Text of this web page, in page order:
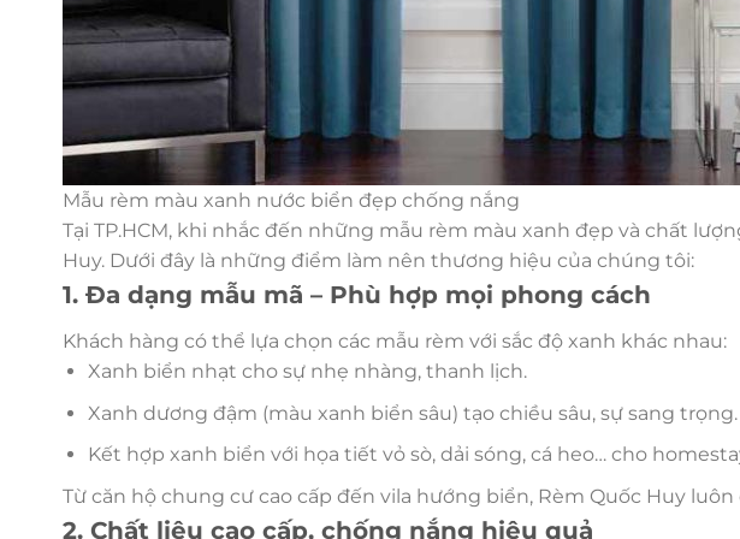
Mẫu rèm màu xanh nước biển đẹp chống nắng
Tại TP.HCM, khi nhắc đến những mẫu rèm màu xanh đẹp và chất
Huy. Dưới đây là những điểm làm nên thương hiệu của chúng tôi:
1. Đa dạng mẫu mã – Phù hợp mọi phong cách
Khách hàng có thể lựa chọn các mẫu rèm với sắc độ xanh khác nhau:
Xanh biển nhạt cho sự nhẹ nhàng, thanh lịch.
Xanh dương đậm (màu xanh biển sâu) tạo chiều sâu, sự sang trọng.
Kết hợp xanh biển với họa tiết vỏ sò, dải sóng, cá heo… cho
Từ căn hộ chung cư cao cấp đến vila hướng biển, Rèm Quốc Huy
2. Chất liệu cao cấp, chống nắng hiệu quả